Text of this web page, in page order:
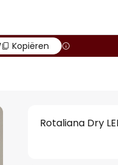
Kopiëren
Rotaliana Dry